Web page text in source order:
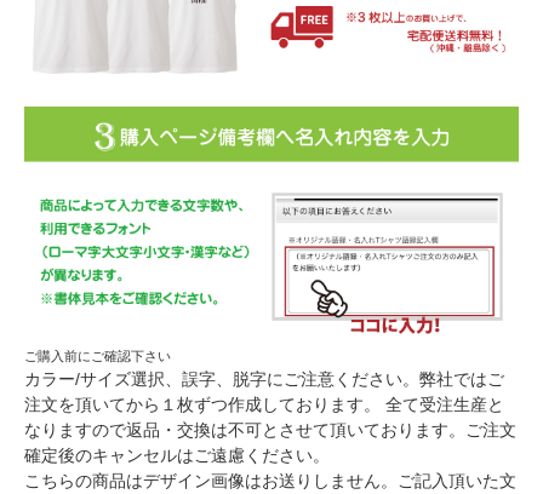
ご購入前にご確認下さい
カラー/サイズ選択、誤字、脱字にご注意ください。弊社ではご
注文を頂いてから１枚ずつ作成しております。 全て受注生産と
なりますので返品・交換は不可とさせて頂いております。ご注文
確定後のキャンセルはご遠慮ください。
こちらの商品はデザイン画像はお送りしません。ご記入頂いた文